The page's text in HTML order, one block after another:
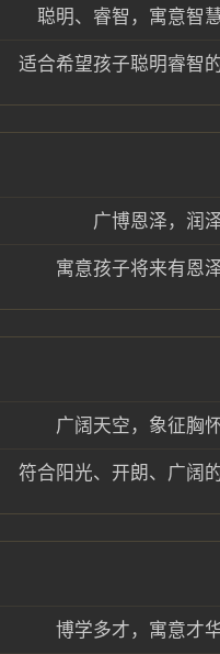
聪明、睿智，寓意智
适合希望孩子聪明睿智
广博恩泽，润
寓意孩子将来有恩
广阔天空，象征胸
符合阳光、开朗、广阔
博学多才，寓意才